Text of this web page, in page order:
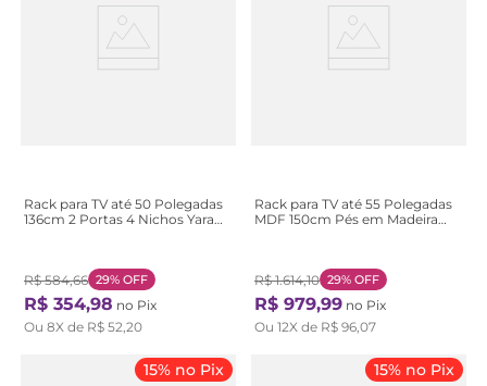
Rack para TV até 50 Polegadas
136cm 2 Portas 4 Nichos Yara
R$ 584,66 29% OFF
R$ 354,98 no Pix
Ou 8X de R$ 52,20
Rack para TV até 55 Polegadas
MDF 150cm Pés em Madeira
R$ 1.614,10 29% OFF
R$ 979,99 no Pix
Ou 12X de R$ 96,07
15% no Pix 15% no Pix